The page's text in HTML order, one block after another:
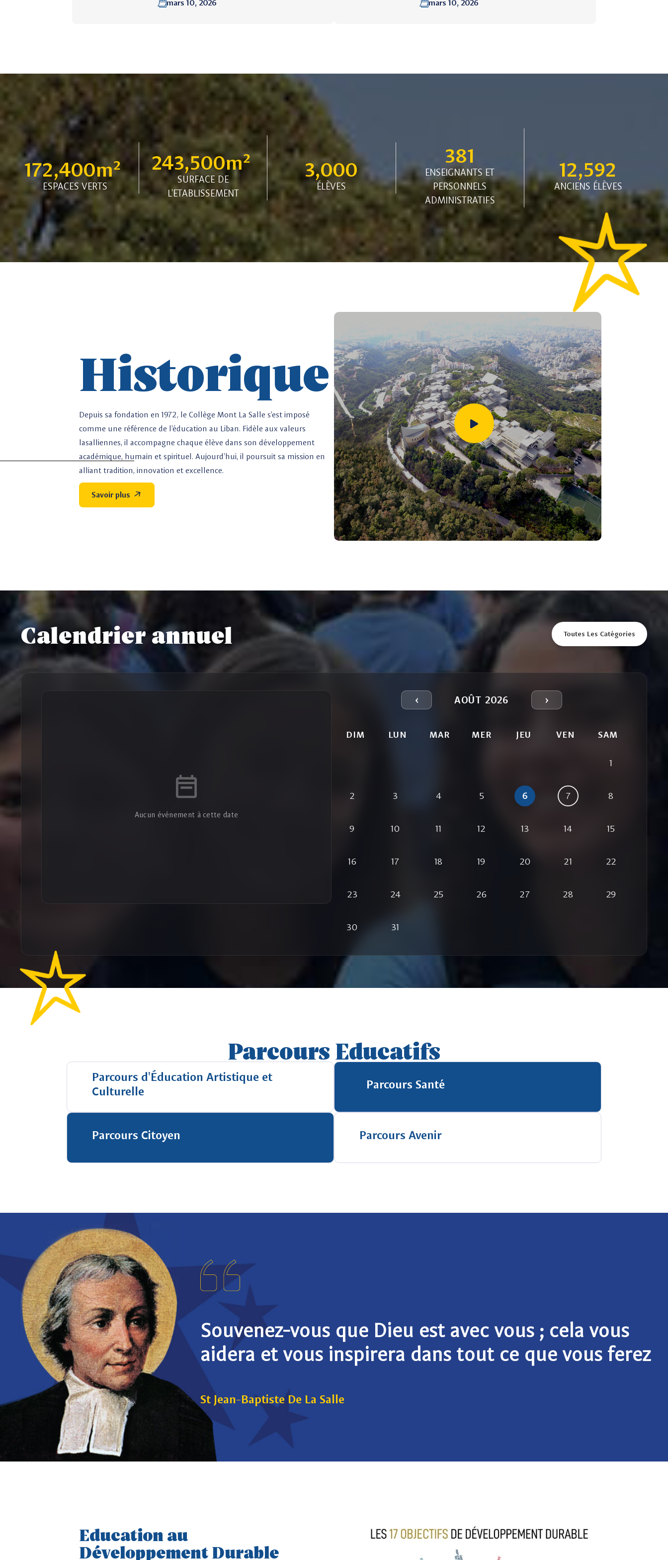
mars 10, 2026 mars 10, 2026
ESPACES VERTS
172,400m²
SURFACE DE
L'ETABLISSEMENT
243,500m²
ÉLÈVES
3,000
ENSEIGNANTS ET
PERSONNELS
ADMINISTRATIFS
381
ANCIENS ÉLÈVES
12,592
Historique
Depuis sa fondation en 1972, le Collège Mont La Salle s’est imposé
comme une référence de l’éducation au Liban. Fidèle aux valeurs
lasalliennes, il accompagne chaque élève dans son développement
académique, humain et spirituel. Aujourd’hui, il poursuit sa mission en
alliant tradition, innovation et excellence.
Savoir plus
Calendrier annuel Toutes Les Catégories
Aucun événement à cette date
‹ AOÛT 2026 ›
DIM LUN MAR MER JEU VEN SAM
1
2 3 4 5 6 7 8
9 10 11 12 13 14 15
16 17 18 19 20 21 22
23 24 25 26 27 28 29
30 31
Parcours Educatifs
Parcours d'Éducation Artistique et
Culturelle
Parcours Santé
Parcours Citoyen Parcours Avenir
pour toi et pour
Souvenez-vous que Dieu est avec vous ; cela vous
aidera et vous inspirera dans tout ce que vous ferez
St Jean-Baptiste De La Salle
Education au
Développement Durable